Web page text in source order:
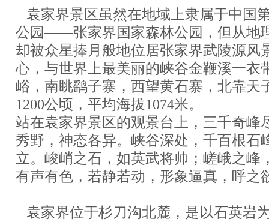
袁家界景区虽然在地域上隶属于中国
公园——张家界国家森林公园，但从地
却被众星捧月般地位居张家界武陵源风
心，与世界上最美丽的峡谷金鞭溪一衣
峪，南眺鹞子寨，西望黄石寨，北靠天
1200公顷，平均海拔1074米。
站在袁家界景区的观景台上，三千奇峰
秀野，神态各异。峡谷深处，千百根石
立。峻峭之石，如英武将帅；嵯峨之峰
有声有色，若静若动，形象逼真，呼之
袁家界位于杉刀沟北麓，是以石英岩